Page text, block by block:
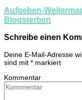
Aufgeben-
Blogsterben
Schreibe einen
Deine E-Mail-Adresse
sind mit * markiert
Kommentar